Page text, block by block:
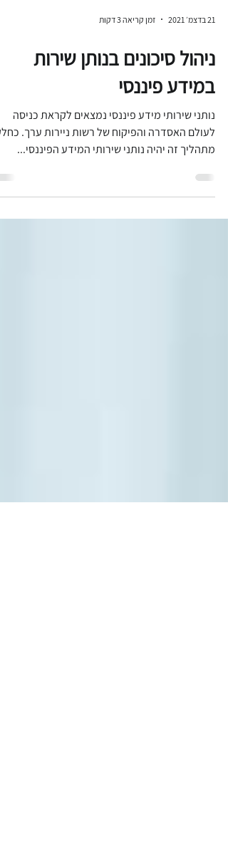
21 בדצמ׳ 2021 זמן קריאה 3 דקות
ניהול סיכונים בנותן שירות
במידע פיננסי
מתהליך זה יהיה נותני שירותי המידע הפיננסי...